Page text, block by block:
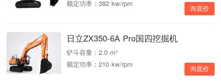
额定功率：382 kw/rpm
询底价
日立ZX350-6A Pro国四挖掘机
铲斗容量：2.0 m³
额定功率：210 kw/rpm
询底价